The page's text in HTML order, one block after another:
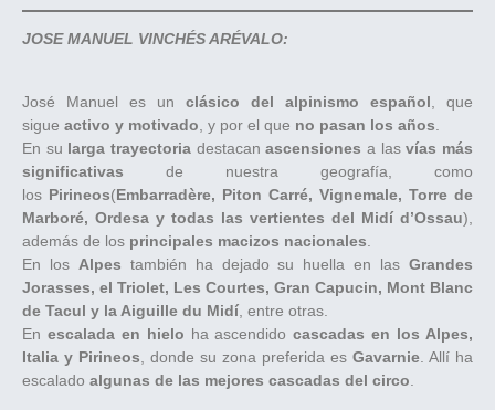
JOSE MANUEL VINCHÉS ARÉVALO:
José Manuel es un clásico del alpinismo español , que
sigue activo y motivado , y por el que no pasan los años
En su larga trayectoria destacanascensiones a lasvías más
significativas de nuestra geografía, como
los Pirineos(Embarradère, Piton Carré, Vignemale, Torre de
Marboré, Ordesa y todas las vertientes del Midí d’Ossau),
además de los principales macizos nacionales
En los Alpes también ha dejado su huella en lasGrandes
Jorasses, el Triolet, Les Courtes, Gran Capucin, Mont Blanc
de Tacul y la Aiguille du Midí , entre otras.
En escalada en hielo ha ascendidocascadas en los Alpes,
Italia y Pirineos , donde su zona preferida es Gavarnie . Allí ha
escalado algunas de las mejores cascadas del circo